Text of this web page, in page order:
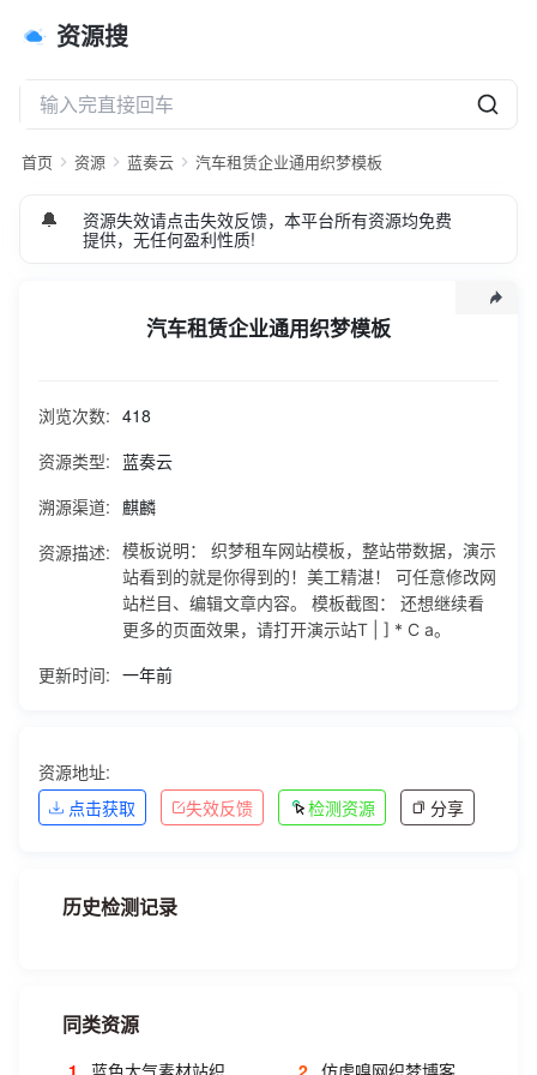
资源搜
首页 资源 蓝奏云 汽车租赁企业通用织梦模板
🔔
资源失效请点击失效反馈，本平台所有资源均免费
提供，无任何盈利性质!
汽车租赁企业通用织梦模板
容。 模板截图： 还想继续看更多的页面效果，请打开演示站T
| ] * C a。
浏览次数: 418
资源类型: 蓝奏云
溯源渠道: 麒麟
资源描述:
模板说明： 织梦租车网站模板，整站带数据，演示
站看到的就是你得到的！美工精湛！ 可任意修改网
站栏目、编辑文章内容。 模板截图： 还想继续看
更多的页面效果，请打开演示站T | ] * C a。
更新时间: 一年前
资源地址:
点击获取
失效反馈 检测资源 分享
历史检测记录
同类资源
1 2